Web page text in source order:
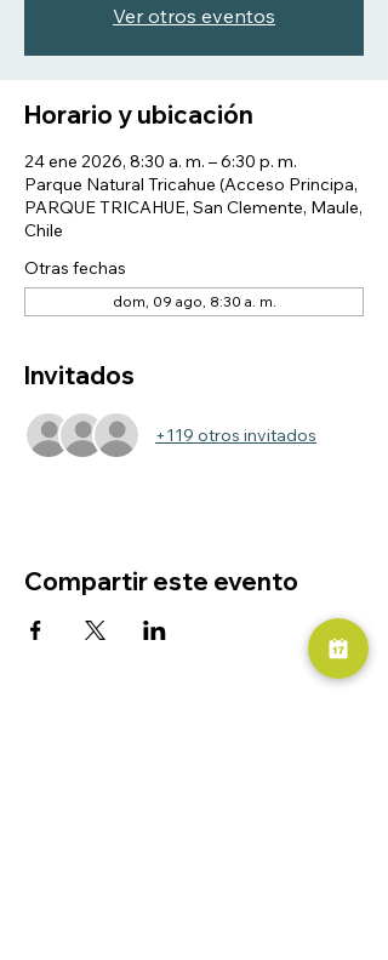
Ver otros eventos
Horario y ubicación
24 ene 2026, 8:30 a. m. – 6:30 p. m.
Parque Natural Tricahue (Acceso Principa,
PARQUE TRICAHUE, San Clemente, Maule,
Chile
Otras fechas
dom, 09 ago, 8:30 a. m.
Invitados
+119 otros invitados
Compartir este evento